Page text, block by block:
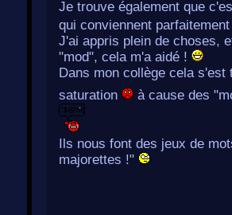
Je trouve également que
qui conviennent
J'ai appris plein de choses,
"mod", cela m'a aidé !
Dans mon collège cela
saturation
à cause des
Ils nous font des jeux de
majorettes !"